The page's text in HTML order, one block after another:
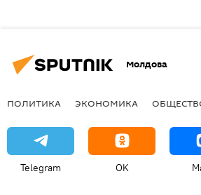
Молдова
ПОЛИТИКА ЭКОНОМИКА
Telegram OK